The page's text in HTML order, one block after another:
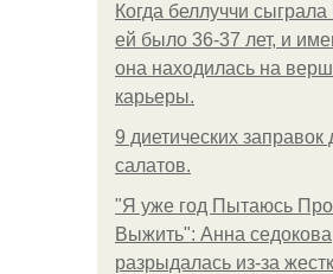
Когда беллуччи сыграла
ей было 36-37 лет, и
она находилась на
карьеры.
9 диетических заправок
салатов.
"Я уже год Пытаюсь
Выжить": Анна седокова
разрыдалась из-за